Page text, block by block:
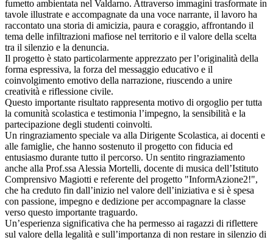
fumetto ambientata nel Valdarno. Attraverso immagini trasformate in
tavole illustrate e accompagnate da una voce narrante, il lavoro ha
raccontato una storia di amicizia, paura e coraggio, affrontando il
tema delle infiltrazioni mafiose nel territorio e il valore della scelta
tra il silenzio e la denuncia.
Il progetto è stato particolarmente apprezzato per l’originalità della
forma espressiva, la forza del messaggio educativo e il
coinvolgimento emotivo della narrazione, riuscendo a unire
creatività e riflessione civile.
Questo importante risultato rappresenta motivo di orgoglio per tutta
la comunità scolastica e testimonia l’impegno, la sensibilità e la
partecipazione degli studenti coinvolti.
Un ringraziamento speciale va alla Dirigente Scolastica, ai docenti e
alle famiglie, che hanno sostenuto il progetto con fiducia ed
entusiasmo durante tutto il percorso. Un sentito ringraziamento
anche alla Prof.ssa Alessia Mortelli, docente di musica dell’Istituto
Comprensivo Magiotti e referente del progetto "InformAzione2!",
che ha creduto fin dall’inizio nel valore dell’iniziativa e si è spesa
con passione, impegno e dedizione per accompagnare la classe
verso questo importante traguardo.
Un’esperienza significativa che ha permesso ai ragazzi di riflettere
sul valore della legalità e sull’importanza di non restare in silenzio di